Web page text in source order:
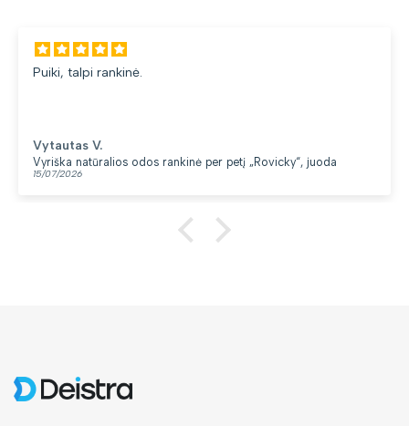
Puiki, talpi rankinė.
Vytautas V.
Vyriška natūralios odos rankinė per petį „Rovicky“, juoda
15/07/2026